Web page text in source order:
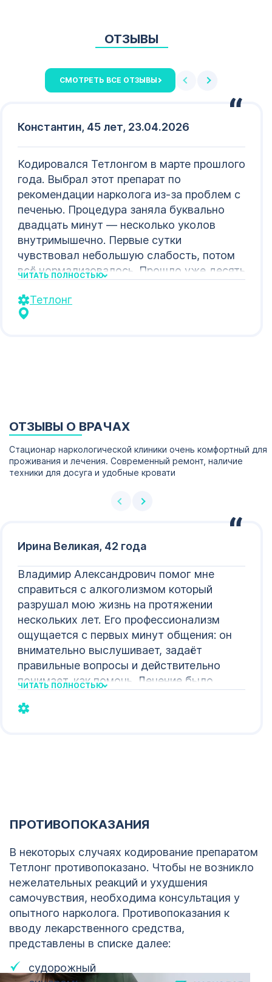
ОТЗЫВЫ
СМОТРЕТЬ ВСЕ ОТЗЫВЫ
Константин, 45 лет, 23.04.2026
Кодировался Тетлонгом в марте прошлого
года. Выбрал этот препарат по
рекомендации нарколога из-за проблем с
печенью. Процедура заняла буквально
двадцать минут — несколько уколов
внутримышечно. Первые сутки
чувствовал небольшую слабость, потом
всё нормализовалось. Прошло уже десять
мысли о спиртном не возникает.
ЧИТАТЬ ПОЛНОСТЬЮ
Тетлонг
ОТЗЫВЫ О ВРАЧАХ
Стационар наркологической клиники очень комфортный для
проживания и лечения. Современный ремонт, наличие
техники для досуга и удобные кровати
Ирина Великая, 42 года
Владимир Александрович помог мне
справиться с алкоголизмом который
разрушал мою жизнь на протяжении
нескольких лет. Его профессионализм
ощущается с первых минут общения: он
внимательно выслушивает, задаёт
правильные вопросы и действительно
понимает, как помочь. Лечение было
психологически. Сейчас я абсолютно
ЧИТАТЬ ПОЛНОСТЬЮ
ПРОТИВОПОКАЗАНИЯ
В некоторых случаях кодирование препаратом
Тетлонг противопоказано. Чтобы не возникло
нежелательных реакций и ухудшения
самочувствия, необходима консультация у
опытного нарколога. Противопоказания к
вводу лекарственного средства,
представлены в списке далее:
судорожный